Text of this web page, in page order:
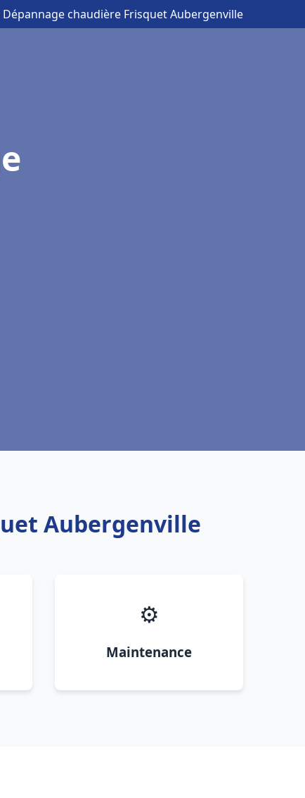
chaudière Frisquet Aubergenville
Aubergenville
⚙️
Maintenance